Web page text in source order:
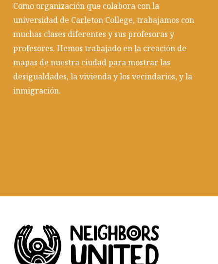
Como organización que colabora con la
universidad de Carleton College, trabajamos con
muchas clases diferentes y sus profesoras y
profesores. Hemos trabajado en la creación de
mapas de nuestra ciudad para mostrar las
desigualdades, la vivienda y los vecindarios, y la
inmigración.